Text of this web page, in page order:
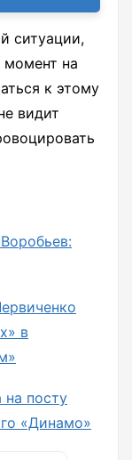
ситуации,
момент на
к этому
видит
в
на посту
«Динамо»